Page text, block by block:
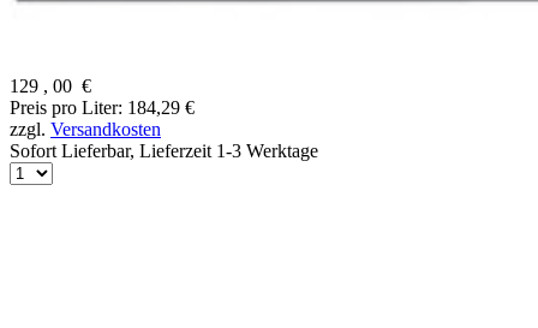
129 , 00 €
Preis pro Liter: 184,29 €
zzgl. Versandkosten
Sofort Lieferbar, Lieferzeit 1-3 Werktage